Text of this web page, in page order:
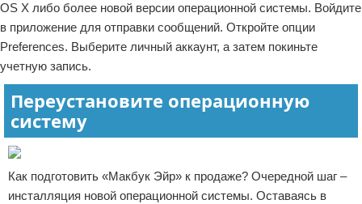
OS X либо более новой версии операционной системы. Войдите
в приложение для отправки сообщений. Откройте опции
Preferences. Выберите личный аккаунт, а затем покиньте
учетную запись.
Переустановите операционную
систему
Как подготовить «Макбук Эйр» к продаже? Очередной шаг –
инсталляция новой операционной системы. Оставаясь в